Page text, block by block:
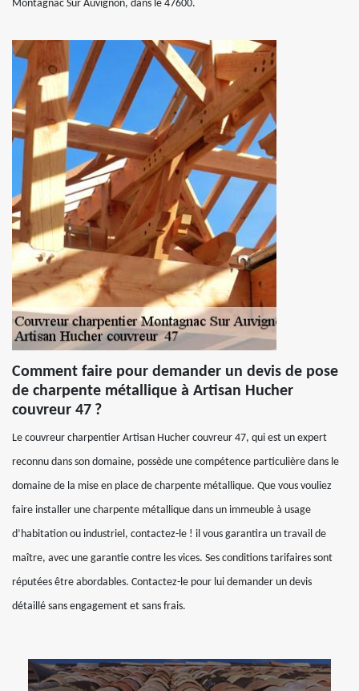
Montagnac Sur Auvignon, dans le 47600.
Comment faire pour demander un devis de pose
de charpente métallique à Artisan Hucher
couvreur 47 ?
Le couvreur charpentier Artisan Hucher couvreur 47, qui est un expert
reconnu dans son domaine, possède une compétence particulière dans le
domaine de la mise en place de charpente métallique. Que vous vouliez
faire installer une charpente métallique dans un immeuble à usage
d’habitation ou industriel, contactez-le ! il vous garantira un travail de
maître, avec une garantie contre les vices. Ses conditions tarifaires sont
réputées être abordables. Contactez-le pour lui demander un devis
détaillé sans engagement et sans frais.